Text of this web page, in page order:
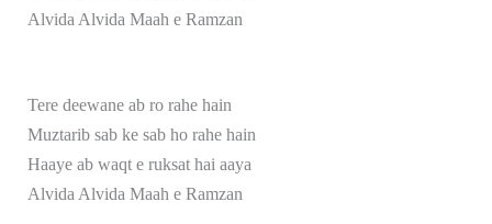
Alvida Alvida Maah e Ramzan
Tere deewane ab ro rahe hain
Muztarib sab ke sab ho rahe hain
Haaye ab waqt e ruksat hai aaya
Alvida Alvida Maah e Ramzan